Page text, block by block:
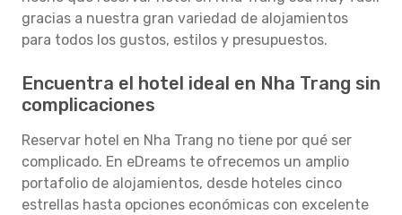
gracias a nuestra gran variedad de alojamientos
para todos los gustos, estilos y presupuestos.
Encuentra el hotel ideal en Nha Trang sin
complicaciones
Reservar hotel en Nha Trang no tiene por qué ser
complicado. En eDreams te ofrecemos un amplio
portafolio de alojamientos, desde hoteles cinco
estrellas hasta opciones económicas con excelente